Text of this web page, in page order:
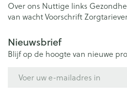
Over ons Nuttige links
van wachtVoorschrift
Nieuwsbrief
Blijf op de hoogte van nieuwe